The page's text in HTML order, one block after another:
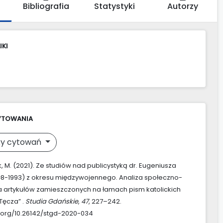
Bibliografia Statystyki Autorzy
cytowań
M. (2021). Ze studiów nad publicystyką dr. Eugeniusza
1993) z okresu międzywojennego. Analiza społeczno-
artykułów zamieszczonych na łamach pism katolickich
. Studia Gdańskie, 47, 227–242.
10.26142/stgd-2020-034